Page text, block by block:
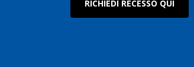
RICHIEDI RECESSO QUI